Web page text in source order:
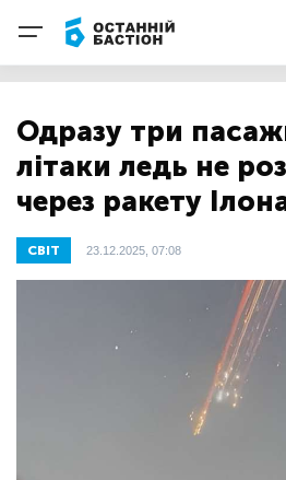
Одразу три
літаки ледь не
через ракету
СВІТ 23.12.2025, 07:08